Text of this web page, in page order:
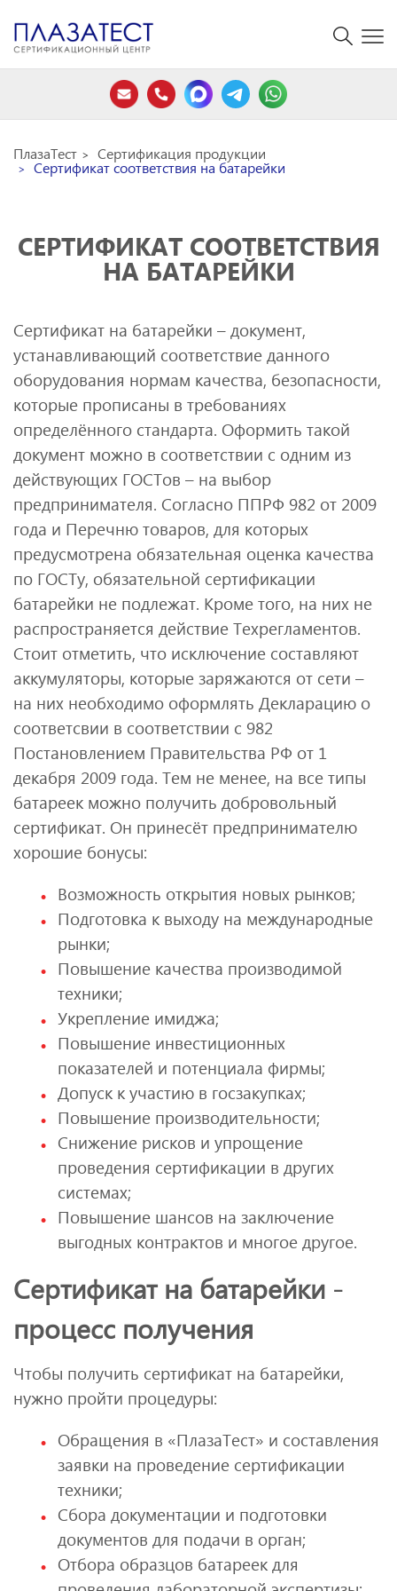
ПлазаТест Сертификация продукции
Сертификат соответствия на батарейки
СЕРТИФИКАТ СООТВЕТСТВИЯ
НА БАТАРЕЙКИ
Сертификат на батарейки – документ,
устанавливающий соответствие данного
оборудования нормам качества, безопасности,
которые прописаны в требованиях
определённого стандарта. Оформить такой
документ можно в соответствии с одним из
действующих ГОСТов – на выбор
предпринимателя. Согласно ППРФ 982 от 2009
года и Перечню товаров, для которых
предусмотрена обязательная оценка качества
по ГОСТу, обязательной сертификации
батарейки не подлежат. Кроме того, на них не
распространяется действие Техрегламентов.
Стоит отметить, что исключение составляют
аккумуляторы, которые заряжаются от сети –
на них необходимо оформлять Декларацию о
соответсвии в соответствии с 982
Постановлением Правительства РФ от 1
декабря 2009 года. Тем не менее, на все типы
батареек можно получить добровольный
сертификат. Он принесёт предпринимателю
хорошие бонусы:
Возможность открытия новых рынков;
Подготовка к выходу на международные
рынки;
Повышение качества производимой
техники;
Укрепление имиджа;
Повышение инвестиционных
показателей и потенциала фирмы;
Допуск к участию в госзакупках;
Повышение производительности;
Снижение рисков и упрощение
проведения сертификации в других
системах;
Повышение шансов на заключение
выгодных контрактов и многое другое.
Сертификат на батарейки -
процесс получения
Чтобы получить сертификат на батарейки,
нужно пройти процедуры:
Обращения в «ПлазаТест» и составления
заявки на проведение сертификации
техники;
Сбора документации и подготовки
документов для подачи в орган;
Отбора образцов батареек для